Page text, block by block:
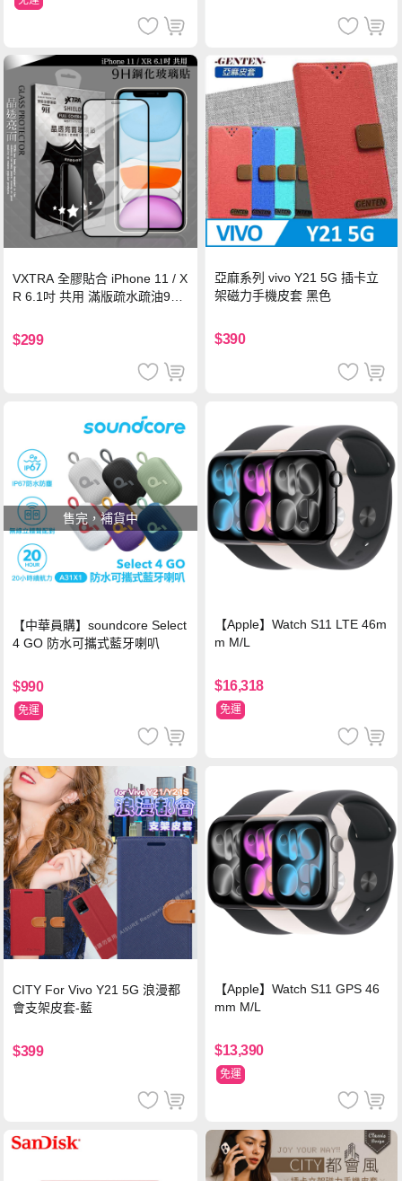
VXTRA 全膠貼合 iPhone 11 / X
R 6.1吋 共用 滿版疏水疏油9H
$299
亞麻系列 vivo Y21 5G 插卡立
架磁力手機皮套 黑色
$390
售完，補貨中
【中華員購】soundcore Select
4 GO 防水可攜式藍牙喇叭
$990
免運
【Apple】Watch S11 LTE 46m
m M/L
$16,318
免運
CITY For Vivo Y21 5G 浪漫都
會支架皮套-藍
$399
【Apple】Watch S11 GPS 46
mm M/L
$13,390
免運